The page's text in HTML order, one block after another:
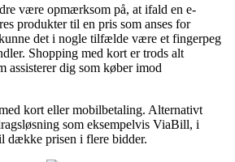
være opmærksom på, at ifald en e-
produkter til en pris som anses for
det i nogle tilfælde være et fingerpeg
Shopping med kort er trods alt
assisterer dig som køber imod
kort eller mobilbetaling. Alternativt
som eksempelvis ViaBill, i
dække prisen i flere bidder.